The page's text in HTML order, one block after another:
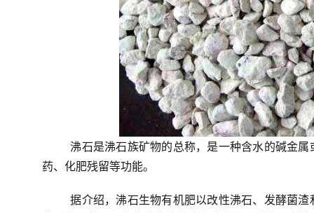
沸石是沸石族矿物的总称，是一种含水的碱金
药、化肥残留等功能。
据介绍，沸石生物有机肥以改性沸石、发酵菌